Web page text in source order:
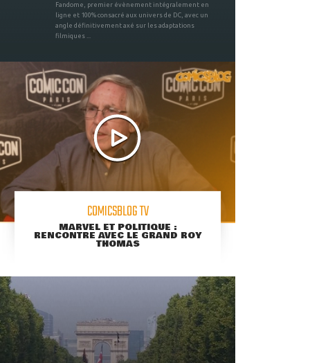
Fandome, premier évènement intégralement en
ligne et 100% consacré aux univers de DC, avec un
angle définitivement axé sur les adaptations
filmiques ...
COMICSBLOG TV
MARVEL ET POLITIQUE :
RENCONTRE AVEC LE GRAND ROY
THOMAS